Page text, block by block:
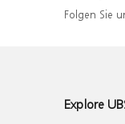
Folgen Sie
Explore